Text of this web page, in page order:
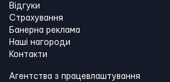
Відгуки
Страхування
Банерна реклама
Наші нагороди
Контакти
Агентства з працевлаштування